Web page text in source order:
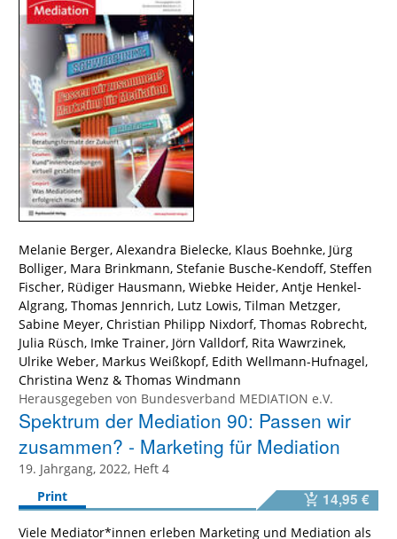
Melanie Berger, Alexandra Bielecke, Klaus Boehnke, Jürg
Bolliger, Mara Brinkmann, Stefanie Busche-Kendoff, Steffen
Fischer, Rüdiger Hausmann, Wiebke Heider, Antje Henkel-
Algrang, Thomas Jennrich, Lutz Lowis, Tilman Metzger,
Sabine Meyer, Christian Philipp Nixdorf, Thomas Robrecht,
Julia Rüsch, Imke Trainer, Jörn Valldorf, Rita Wawrzinek,
Ulrike Weber, Markus Weißkopf, Edith Wellmann-Hufnagel,
Christina Wenz & Thomas Windmann
Herausgegeben von Bundesverband MEDIATION e.V.
Spektrum der Mediation 90: Passen wir
zusammen? - Marketing für Mediation
19. Jahrgang, 2022, Heft 4
Print
14,95 €
Viele Mediator*innen erleben Marketing und Mediation als